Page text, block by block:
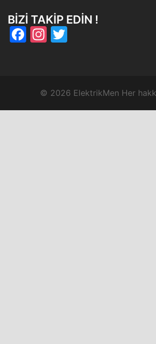
BIZI TAKIP EDIN !
Facebook
Instagram
© 2026 ElektrikMen Her hakkı